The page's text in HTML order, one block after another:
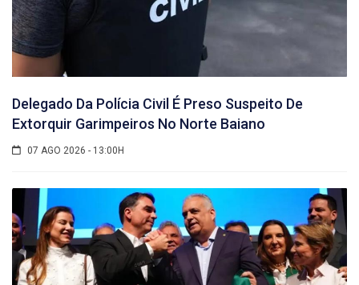
Delegado Da Polícia Civil É Preso Suspeito De
Extorquir Garimpeiros No Norte Baiano
07 AGO 2026 - 13:00H